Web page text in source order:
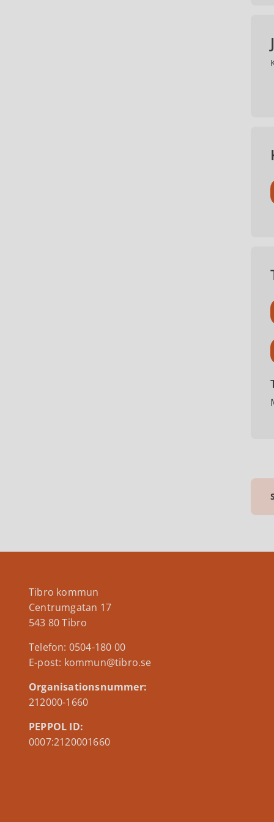
Tibro kommun
Centrumgatan 17
543 80 Tibro
Telefon: 0504-180 00
E-post: kommun@tibro.se
Organisationsnummer:
212000-1660
PEPPOL ID:
0007:2120001660